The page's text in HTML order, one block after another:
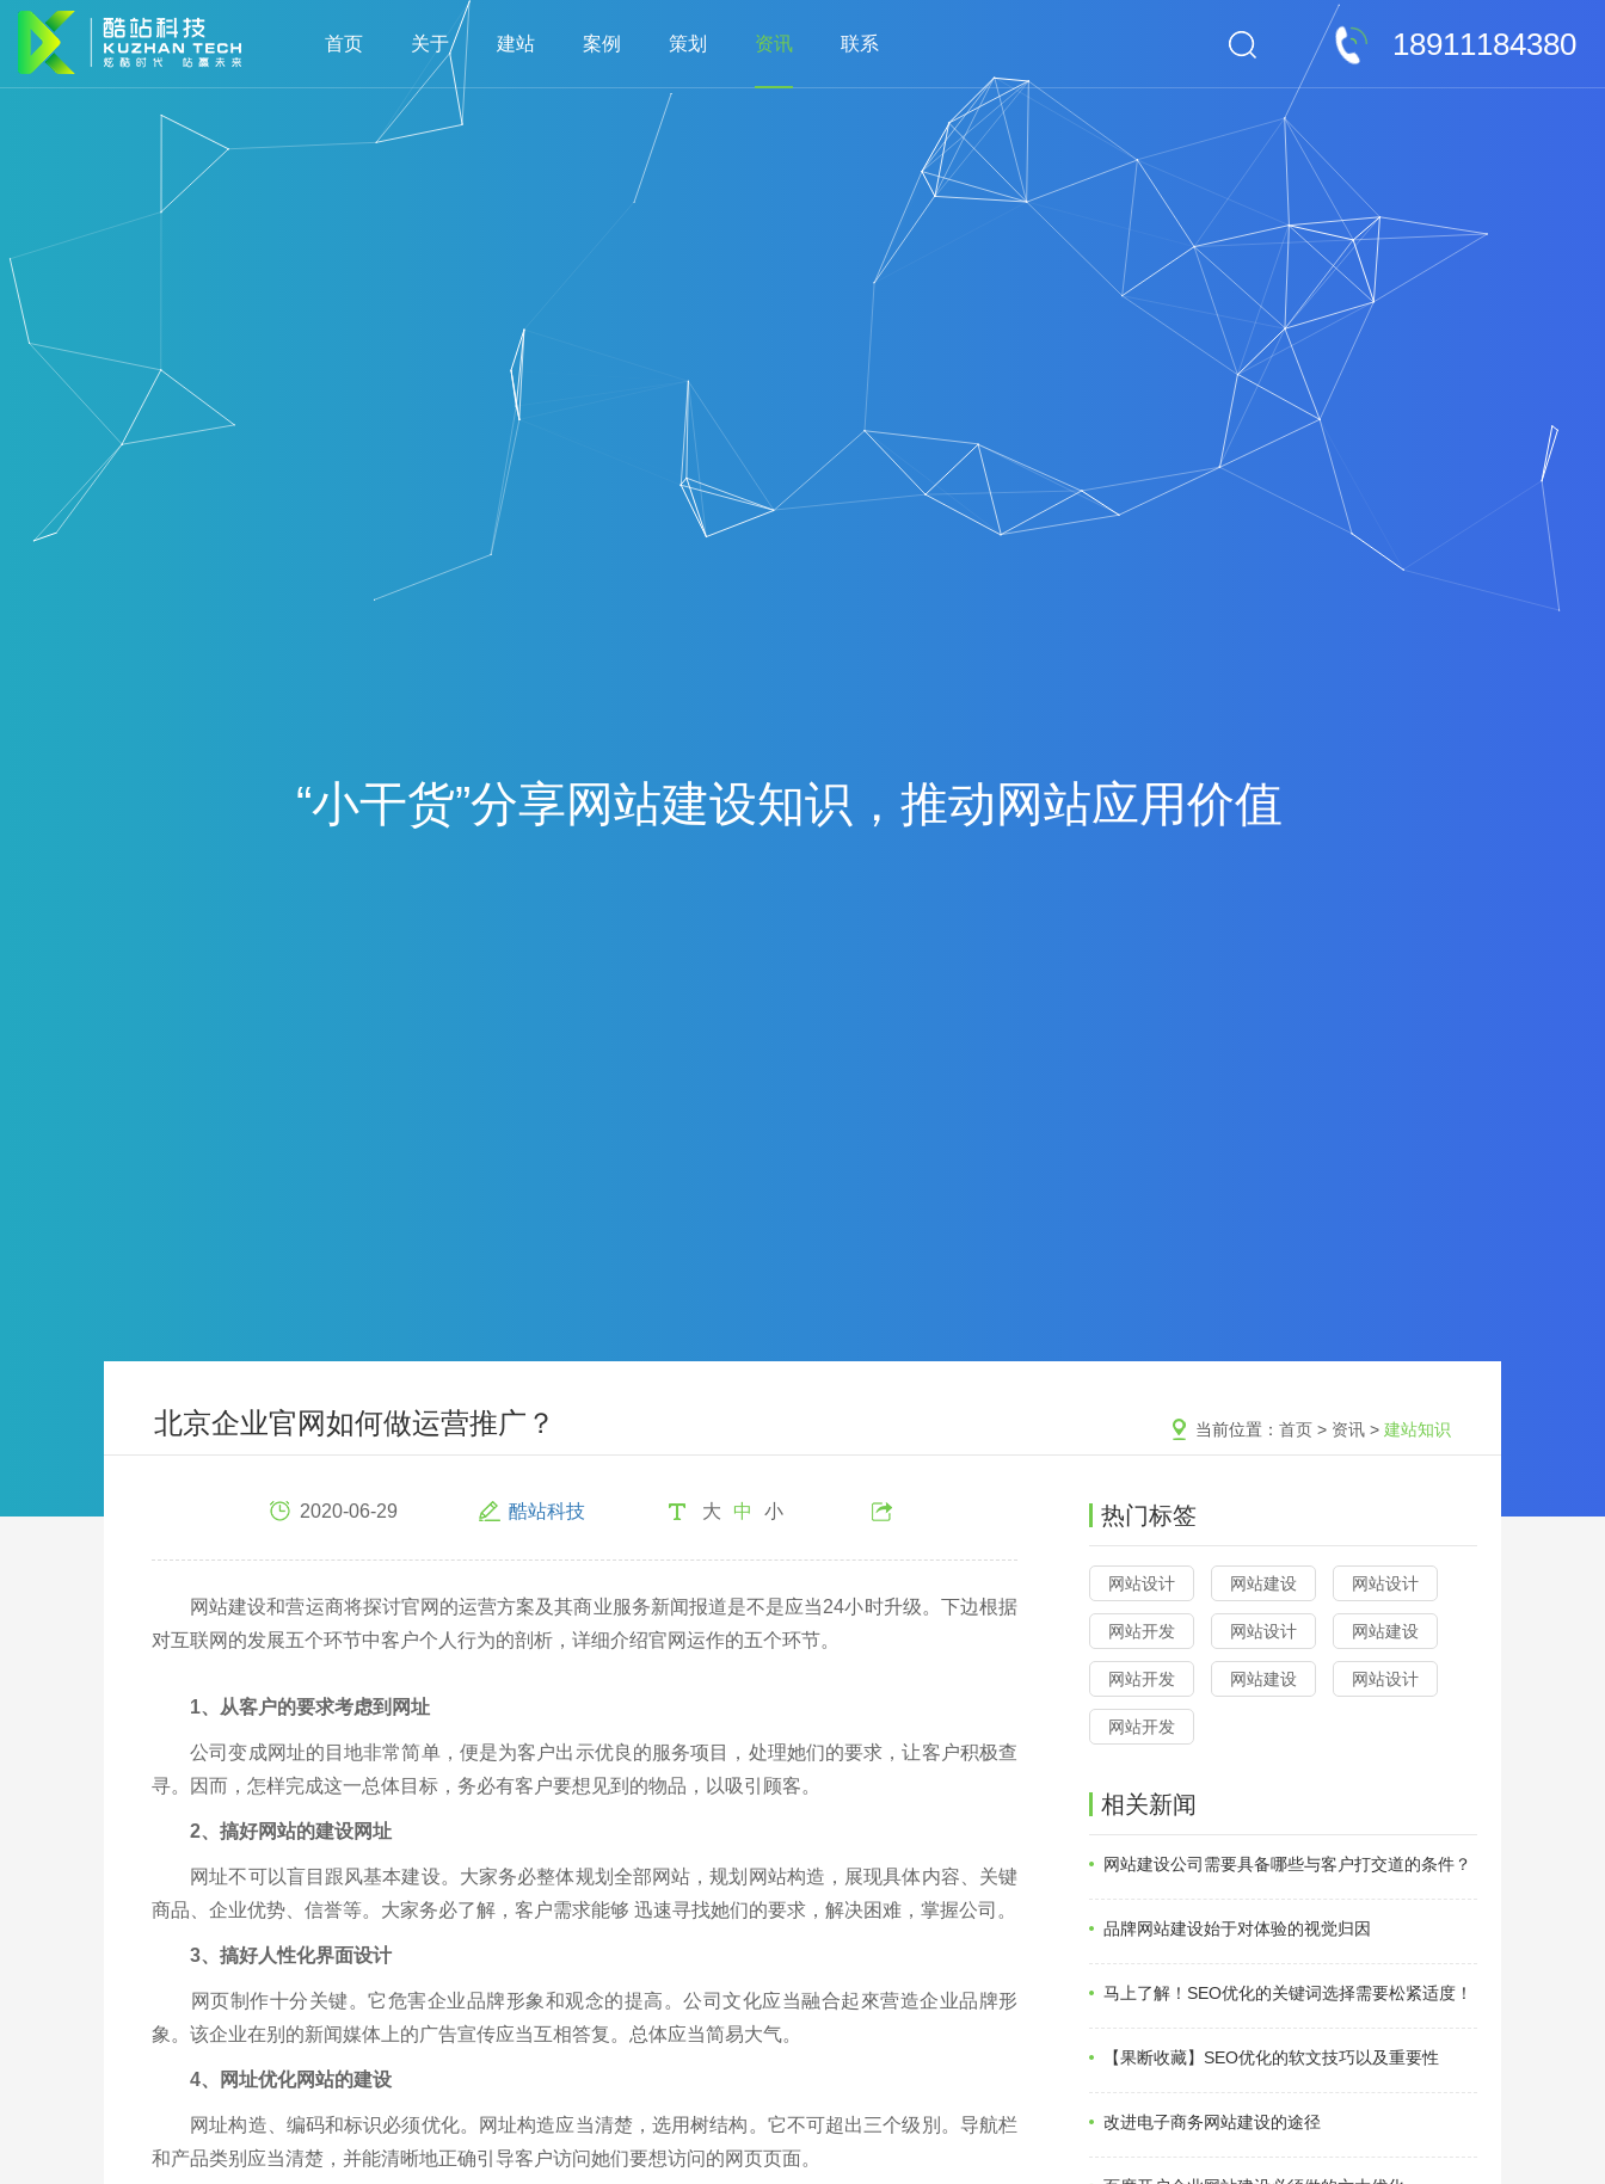
18911184380
首页 关于 建站 案例 策划 资讯 联系
“小干货”分享网站建设知识 ， 推动 网站应用价值
当前位置：首页 > 资讯 >建站知识
北京企业官网如何做运营推广？
2020-06-29 酷站科技 大 中 小
网站建设和营运商将探讨官网的运营方案及其商业服务新闻报道是不是应当24小时升级。下边根据
对互联网的发展五个环节中客户个人行为的剖析，详细介绍官网运作的五个环节。
1、从客户的要求考虑到网址
公司变成网址的目地非常简单，便是为客户出示优良的服务项目，处理她们的要求，让客户积极查
寻。因而，怎样完成这一总体目标，务必有客户要想见到的物品，以吸引顾客。
2、搞好网站的建设网址
网址不可以盲目跟风基本建设。大家务必整体规划全部网站，规划网站构造，展现具体内容、关键
商品、企业优势、信誉等。大家务必了解，客户需求能够 迅速寻找她们的要求，解决困难，掌握公司。
3、搞好人性化界面设计
网页制作十分关键。它危害企业品牌形象和观念的提高。公司文化应当融合起來营造企业品牌形
象。该企业在别的新闻媒体上的广告宣传应当互相答复。总体应当简易大气。
4、网址优化网站的建设
网址构造、编码和标识必须优化。网址构造应当清楚，选用树结构。它不可超出三个级別。导航栏
和产品类别应当清楚，并能清晰地正确引导客户访问她们要想访问的网页页面。
热门标签
网站设计 网站建设 网站设计
网站开发 网站设计 网站建设
网站开发 网站建设 网站设计
网站开发
相关新闻
网站建设公司需要具备哪些与客户打交道的条件？
品牌网站建设始于对体验的视觉归因
马上了解！SEO优化的关键词选择需要松紧适度！
【果断收藏】SEO优化的软文技巧以及重要性
改进电子商务网站建设的途径